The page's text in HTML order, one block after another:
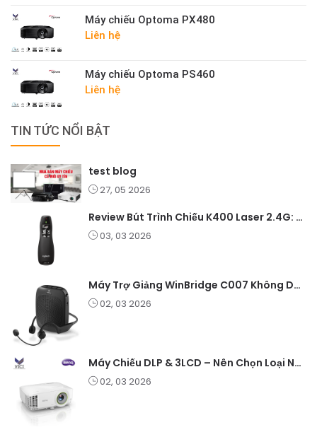
Máy chiếu Optoma PX480
Liên hệ
Máy chiếu Optoma PS460
Liên hệ
TIN TỨC NỔI BẬT
test blog
27, 05 2026
Review Bút Trình Chiếu K400 Laser 2.4G: Nhỏ Gọn, Ổn Định, Lý Tưởng Cho Giáo Viên Và Doanh Nghiệp
03, 03 2026
Máy Trợ Giảng WinBridge C007 Không Dây – Pin Lâu, Âm Thanh Rõ
02, 03 2026
Máy Chiếu DLP & 3LCD – Nên Chọn Loại Nào Cho Văn Phòng & Giải Trí?
02, 03 2026